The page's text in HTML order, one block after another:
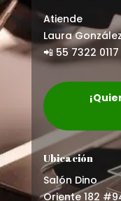
Atiende
Laura
📲 55 7322 0117
Ubicación
Salón Dino
Oriente 182